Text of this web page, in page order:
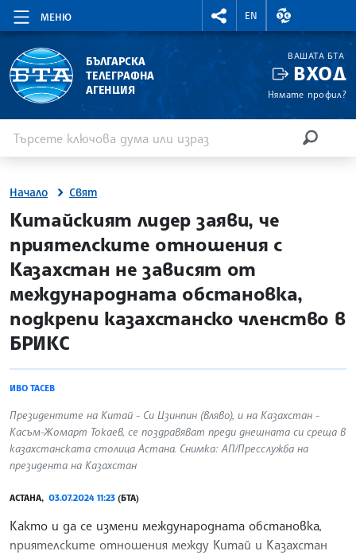
МЕНЮ
RIGHTMENU.SOCIAL
EN
ВАЛУТНИ
БЪЛГАРСКА
ТЕЛЕГРАФНА
АГЕНЦИЯ
ВАШАТА БТА
ВХОД
Нямате профил?
Начало Свят
site.bta
Китайският лидер заяви, че
приятелските отношения с
Казахстан не зависят от
международната обстановка,
подкрепи казахстанско членство в
БРИКС
ИВО ТАСЕВ
Президентите на Китай - Си Цзинпин (вляво), и на Казахстан -
Касъм-Жомарт Токаев, се поздравяват преди днешната си среща в
казахстанската столица Астана. Снимка: АП/Пресслужба на
президента на Казахстан
АСТАНА, 03.07.2024 11:23 (БТА)
Както и да се измени международната обстановка,
приятелските отношения между Китай и Казахстан